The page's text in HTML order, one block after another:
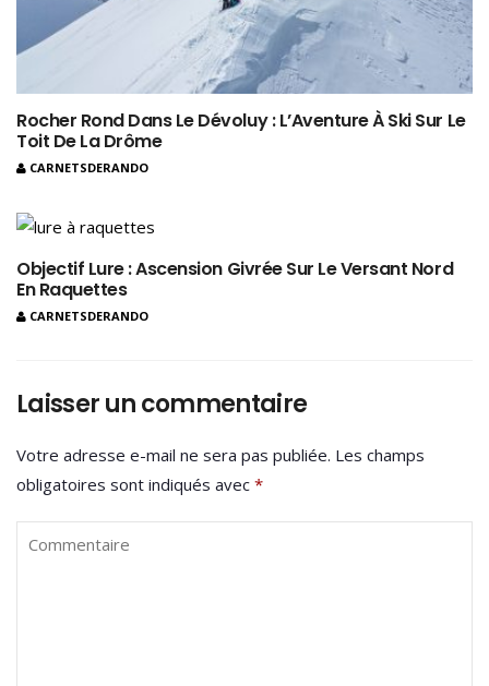
Rocher Rond Dans Le Dévoluy : L’Aventure À Ski Sur Le
Toit De La Drôme
CARNETSDERANDO
Objectif Lure : Ascension Givrée Sur Le Versant Nord
En Raquettes
CARNETSDERANDO
Laisser un commentaire
Votre adresse e-mail ne sera pas publiée. Les champs
obligatoires sont indiqués avec *